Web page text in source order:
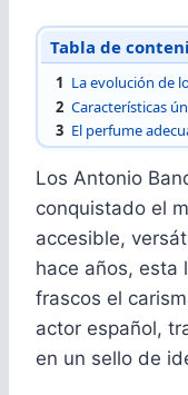
Tabla de
1 La evolución de
2 Características
3 El perfume
Los Antonio
conquistado el
accesible,
hace años, esta
frascos el
actor español,
en un sello de